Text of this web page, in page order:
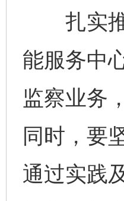
扎实推
能服务中
监察业务
同时，要
通过实践
完善运行机制助力